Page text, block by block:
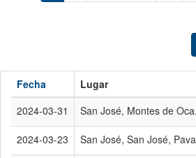
Fecha Lugar
2024-03-31
San José, Montes de
2024-03-23 San José, San José,